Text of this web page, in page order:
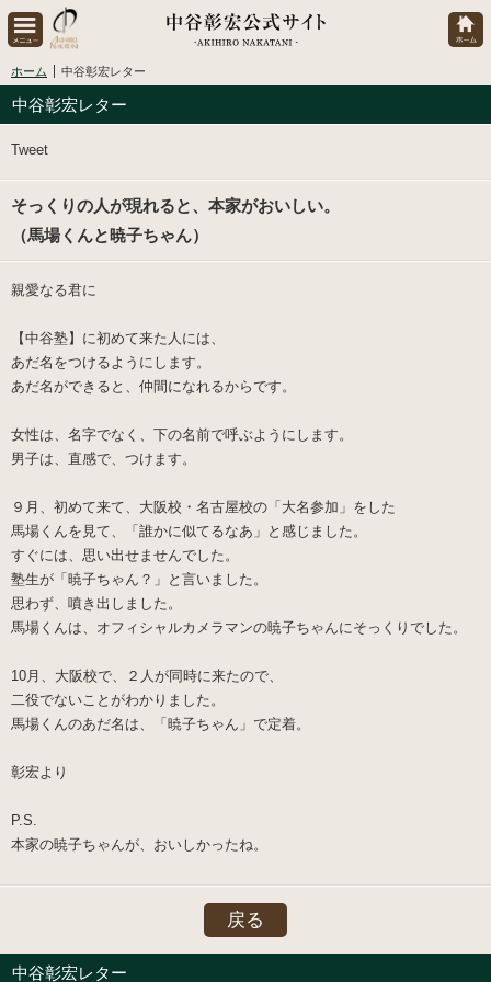
ホーム 中谷彰宏レター
中谷彰宏レター
Tweet
そっくりの人が現れると、本家がおいしい。
（馬場くんと暁子ちゃん）
親愛なる君に
【中谷塾】に初めて来た人には、
あだ名をつけるようにします。
あだ名ができると、仲間になれるからです。
女性は、名字でなく、下の名前で呼ぶようにします。
男子は、直感で、つけます。
９月、初めて来て、大阪校・名古屋校の「大名参加」をした
馬場くんを見て、「誰かに似てるなあ」と感じました。
すぐには、思い出せませんでした。
塾生が「暁子ちゃん？」と言いました。
思わず、噴き出しました。
馬場くんは、オフィシャルカメラマンの暁子ちゃんにそっくりでした。
10月、大阪校で、２人が同時に来たので、
二役でないことがわかりました。
馬場くんのあだ名は、「暁子ちゃん」で定着。
彰宏より
P.S.
本家の暁子ちゃんが、おいしかったね。
戻る
中谷彰宏レター